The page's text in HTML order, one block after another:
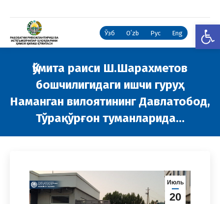
Ўзб Oʻzb Рус Eng
Қўмита раиси Ш.Шарахметов
бошчилигидаги ишчи гуруҳ
Наманган вилоятининг Давлатобод,
Тўрақўрғон туманларида…
Июль
20